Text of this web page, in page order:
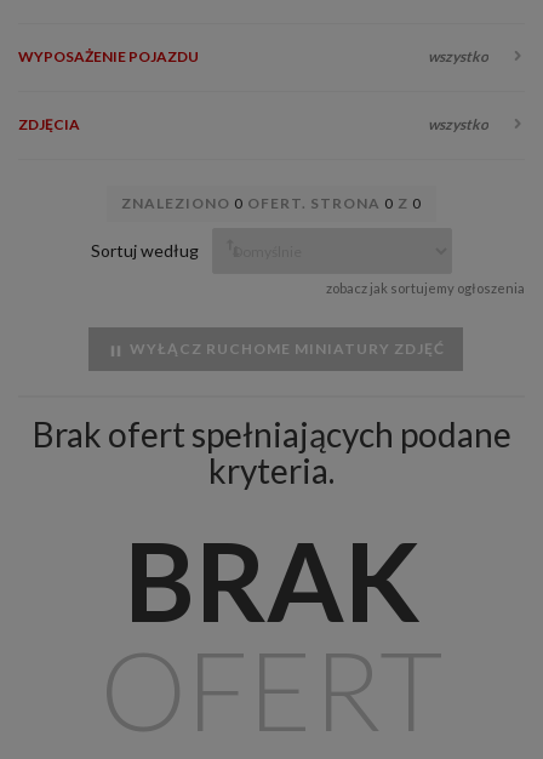
WYPOSAŻENIE POJAZDU wszystko
ZDJĘCIA wszystko
ZNALEZIONO 0 OFERT. STRONA 0 Z 0
Sortuj według
zobacz jak sortujemy ogłoszenia
WYŁĄCZ RUCHOME MINIATURY ZDJĘĆ
Brak ofert spełniających podane
kryteria.
BRAK
OFERT